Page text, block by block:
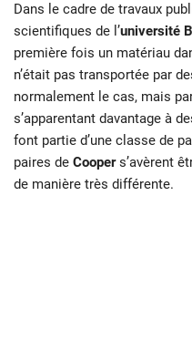
Dans le cadre de travaux
scientifiques de l’université
première fois un matériau
n’était pas transportée par
normalement le cas, mais
s’apparentant davantage à
font partie d’une classe de
paires de Coopers’avèrent
de manière très différente.